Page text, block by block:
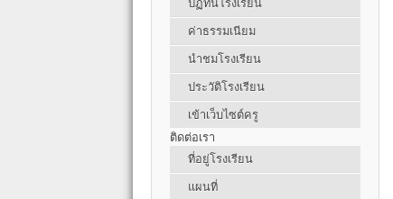
ปฏิทินโรงเรียน
ค่าธรรมเนียม
นำชมโรงเรียน
ประวัติโรงเรียน
เข้าเว็บไซต์ครู
ติดต่อเรา
ที่อยู่โรงเรียน
แผนที่